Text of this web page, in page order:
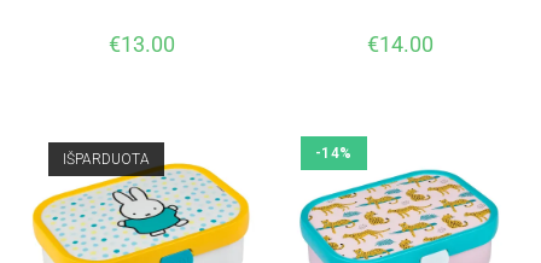
€13.00 €14.00
IŠPARDUOTA -14%